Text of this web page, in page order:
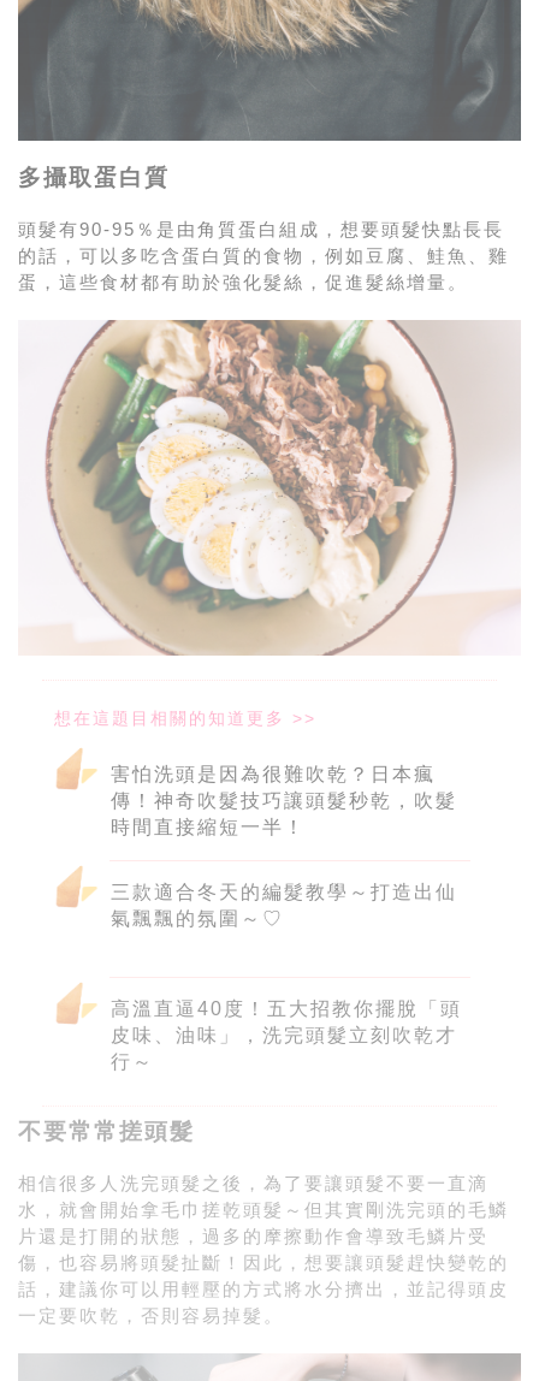
多攝取蛋白質
頭髮有90-95％是由角質蛋白組成， 想要頭髮快點長長
的話，可以多吃含蛋白質的食物，例如豆腐、鮭魚、雞
蛋，這些食材都有助於強化髮絲，促進髮絲增量。
害怕洗頭是因為很難吹乾？日本瘋
傳！神奇吹髮技巧讓頭髮秒乾，吹髮
時間直接縮短一半！
三款適合冬天的編髮教學～打造出仙
氣飄飄的氛圍～♡
高溫直逼40度！五大招教你擺脫「頭
皮味、油味」，洗完頭髮立刻吹乾才
行～
不要常常搓頭髮
相信很多人洗完頭髮之後，為了要讓頭髮不要一直滴
水，就會開始拿毛巾搓乾頭髮～但其實剛洗完頭的毛鱗
片還是打開的狀態，過多的摩擦動作會導致毛鱗片受
傷，也容易將頭髮扯斷！因此，想要讓頭髮趕快變乾的
話，建議你可以用輕壓的方式將水分擠出，並記得頭皮
一定要吹乾，否則容易掉髮。